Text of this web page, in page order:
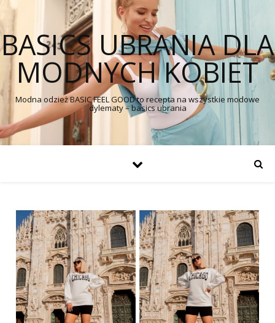
BASICS UBRANIA DLA
MODNYCH KOBIET
Modna odzież BASIC FEEL GOOD to recepta na wszystkie modowe
dylematy – basics ubrania